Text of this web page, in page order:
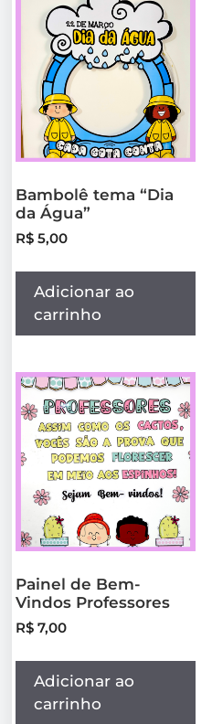
Bambolê tema “Dia
da Água”
R$ 5,00
Adicionar ao
carrinho
Painel de Bem-
Vindos Professores
R$ 7,00
Adicionar ao
carrinho